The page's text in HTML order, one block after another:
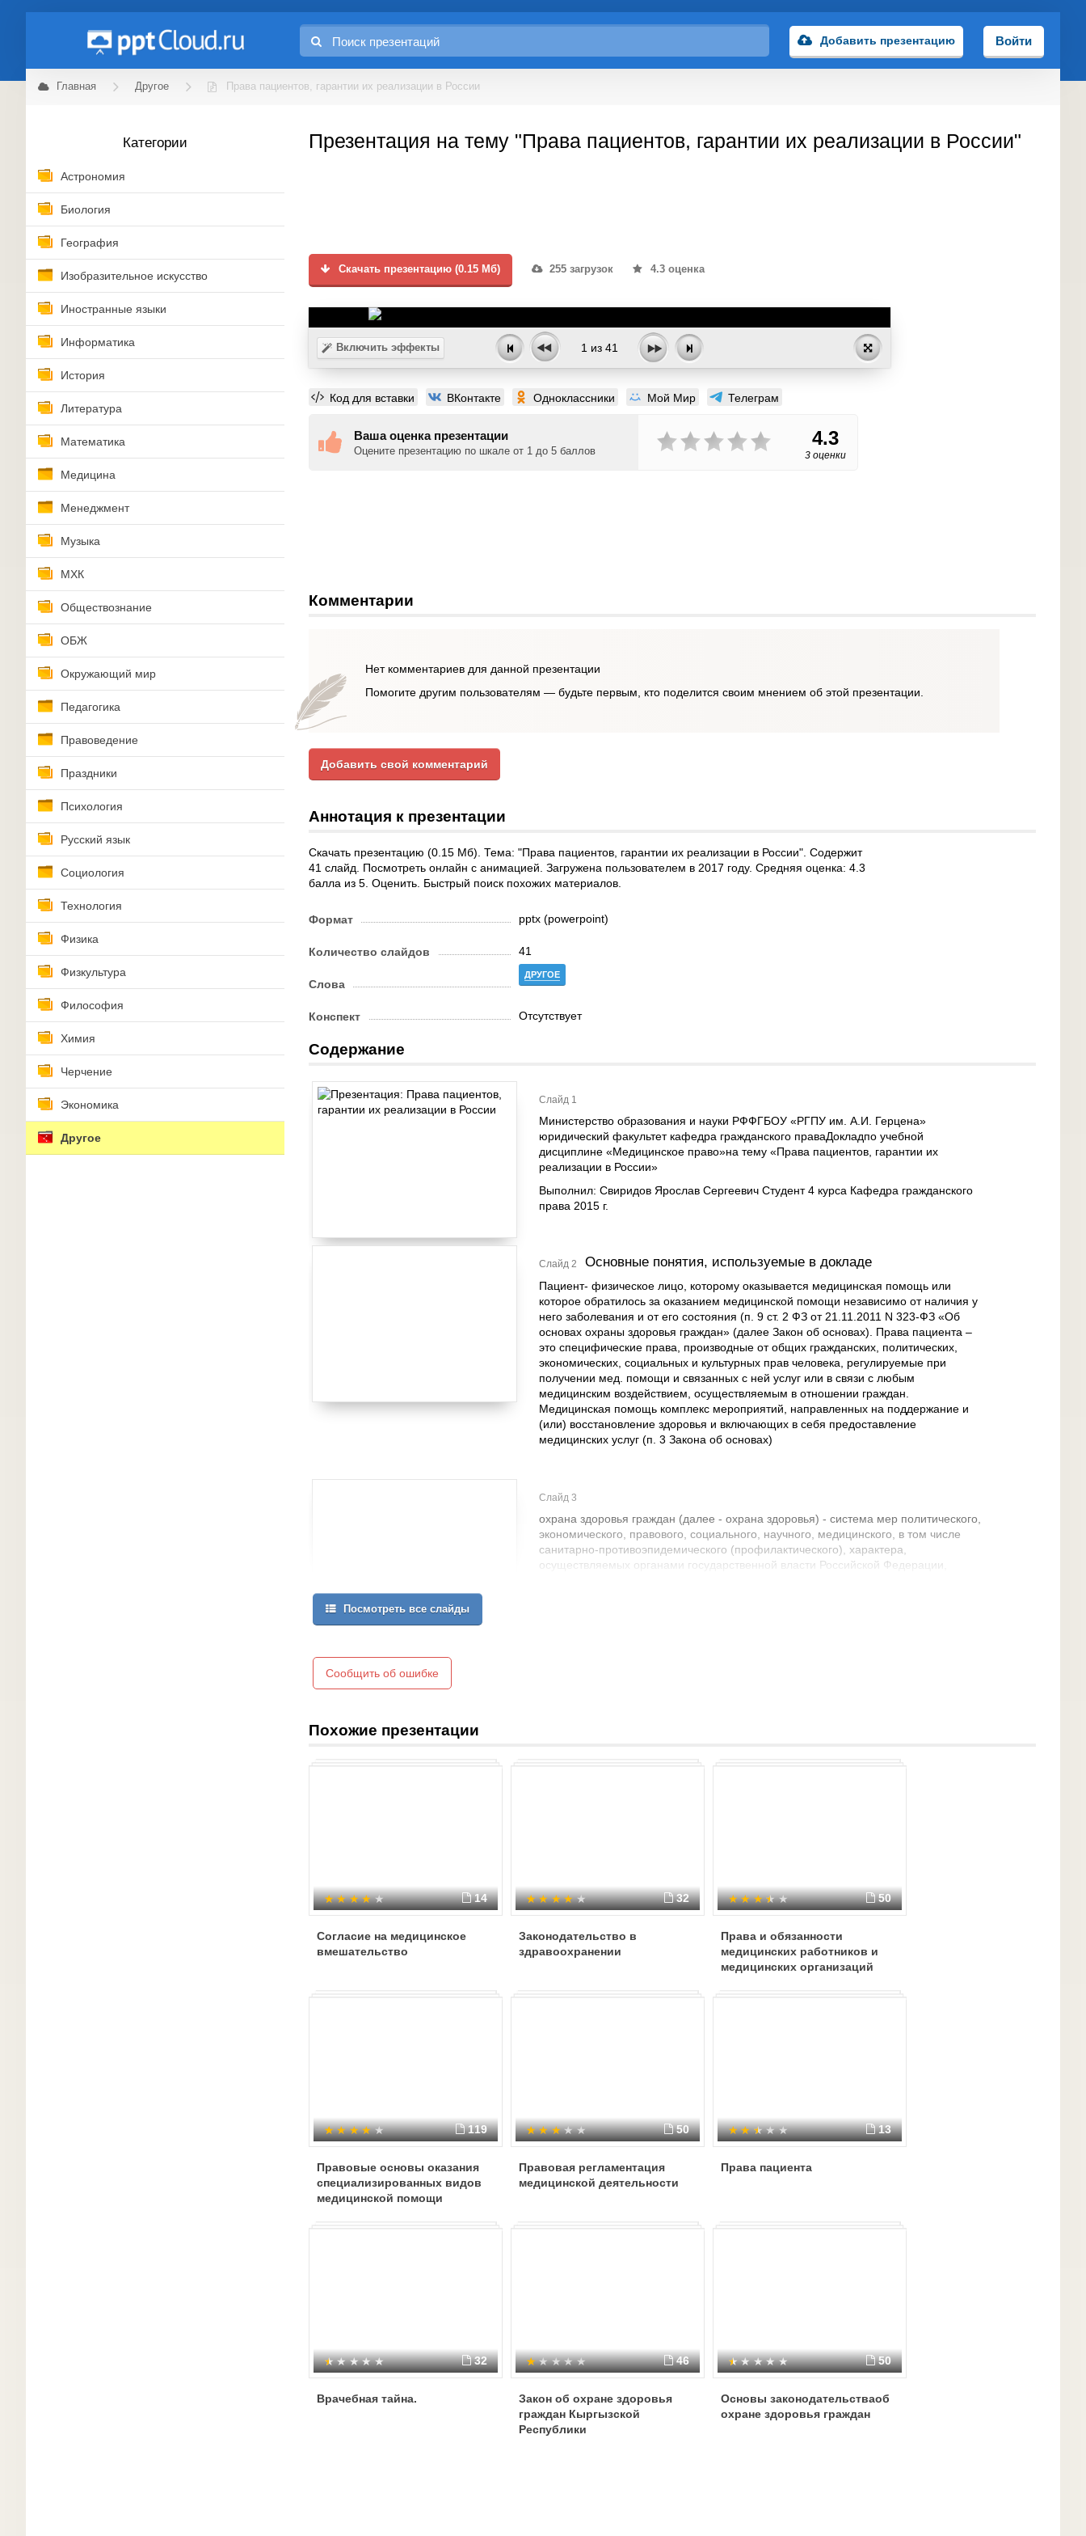
Добавить презентацию Войти
Главная Другое Права пациентов, гарантии их реализации в России
Категории
Астрономия
Биология
География
Изобразительное искусство
Иностранные языки
Информатика
История
Литература
Математика
Медицина
Менеджмент
Музыка
МХК
Обществознание
ОБЖ
Окружающий мир
Педагогика
Правоведение
Праздники
Психология
Русский язык
Социология
Технология
Физика
Физкультура
Философия
Химия
Черчение
Экономика
Другое
Презентация на тему "Права пациентов, гарантии их реализации в России"
Скачать презентацию (0.15 Мб) 255 загрузок 4.3 оценка
Включить эффекты 1 из 41
Код для вставки ВКонтакте Одноклассники Мой Мир Телеграм
Ваша оценка презентации
Оцените презентацию по шкале от 1 до 5 баллов
4.3
3 оценки
Комментарии
Нет комментариев для данной презентации
Помогите другим пользователям — будьте первым, кто поделится своим мнением об этой презентации.
Добавить свой комментарий
Аннотация к презентации
Скачать презентацию (0.15 Мб). Тема: "Права пациентов, гарантии их реализации в России". Содержит
41 слайд. Посмотреть онлайн с анимацией. Загружена пользователем в 2017 году. Средняя оценка: 4.3
балла из 5. Оценить. Быстрый поиск похожих материалов.
Формат pptx (powerpoint)
Количество слайдов 41
Слова
ДРУГОЕ
Конспект Отсутствует
Содержание
Слайд 1
Министерство образования и науки РФФГБОУ «РГПУ им. А.И. Герцена»
юридический факультет кафедра гражданского праваДокладпо учебной
дисциплине «Медицинское право»на тему «Права пациентов, гарантии их
реализации в России»
Выполнил: Свиридов Ярослав Сергеевич Студент 4 курса Кафедра гражданского
права 2015 г.
Слайд 2 Основные понятия, используемые в докладе
Пациент- физическое лицо, которому оказывается медицинская помощь или
которое обратилось за оказанием медицинской помощи независимо от наличия у
него заболевания и от его состояния (п. 9 ст. 2 ФЗ от 21.11.2011 N 323-ФЗ «Об
основах охраны здоровья граждан» (далее Закон об основах). Права пациента –
это специфические права, производные от общих гражданских, политических,
экономических, социальных и культурных прав человека, регулируемые при
получении мед. помощи и связанных с ней услуг или в связи с любым
медицинским воздействием, осуществляемым в отношении граждан.
Медицинская помощь комплекс мероприятий, направленных на поддержание и
(или) восстановление здоровья и включающих в себя предоставление
медицинских услуг (п. 3 Закона об основах)
Слайд 3
охрана здоровья граждан (далее - охрана здоровья) - система мер политического,
экономического, правового, социального, научного, медицинского, в том числе
санитарно-противоэпидемического (профилактического), характера,
осуществляемых органами государственной власти Российской Федерации,
Посмотреть все слайды
Сообщить об ошибке
Похожие презентации
14
Согласие на медицинское
вмешательство
32
Законодательство в
здравоохранении
50
Права и обязанности
медицинских работников и
медицинских организаций
119
Правовые основы оказания
специализированных видов
медицинской помощи
50
Правовая регламентация
медицинской деятельности
13
Права пациента
32
Врачебная тайна.
46
Закон об охране здоровья
граждан Кыргызской
Республики
50
Основы законодательстваоб
охране здоровья граждан